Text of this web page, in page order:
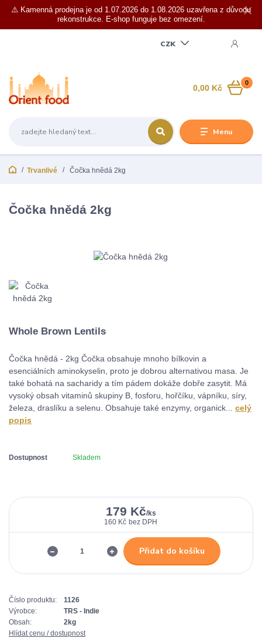
⚠️ Kamenná prodejna je od 1.07.2026 do 1.08.2026 uzavřena z důvodu
rekonstrukce. E-shop funguje bez omezení.
Menu
CZK
0
0,00 Kč
Trvanlivé Čočka hnědá 2kg
Čočka hnědá 2kg
Whole Brown Lentils
Čočka hnědá - 2kg Čočka obsahuje mnoho bílkovin a
esenciálních aminokyselin, proto je dobrou alternativou masa. Je
také bohatá na sacharidy a tím pádem dokáže dobře zasytit. Má
vysoký obsah vitaminů skupiny B, fosforu, hořčíku, vápníku, síry,
železa, draslíku a selenu. Obsahuje také enzymy, organick... celý
popis
Dostupnost Skladem
179 Kč/ks
160 Kč bez DPH
Přidat do košíku
Číslo produktu:
1126
Výrobce:
TRS - Indie
Obsah:
2kg
Hlídat cenu / dostupnost